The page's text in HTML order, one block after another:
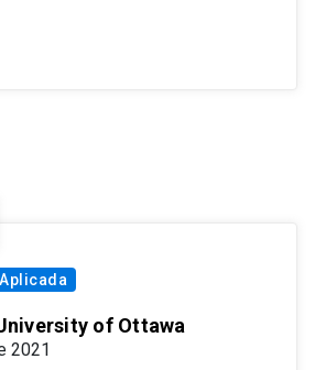
of Ottawa
2021